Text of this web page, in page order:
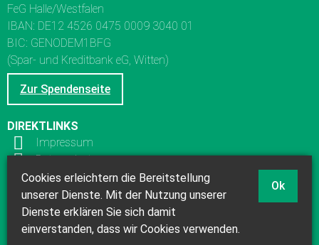
FeG Halle/Westfalen
IBAN: DE12 4526 0475 0009 3040 01
BIC: GENODEM1BFG
(Spar- und Kreditbank eG, Witten)
Zur Spendenseite
DIREKTLINKS
Impressum
Datenschutz
Kinderschutzkonzept
Links
Cookies erleichtern die Bereitstellung
unserer Dienste. Mit der Nutzung unserer
Dienste erklären Sie sich damit
einverstanden, dass wir Cookies verwenden.
Ok